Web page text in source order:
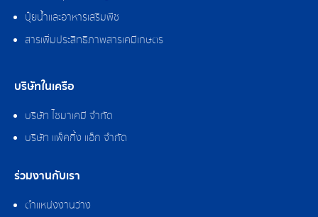
ปุ๋ยน้ำและอาหารเสริมพืช
สารเพิ่มประสิทธิภาพสารเคมีเกษตร
บริษัทในเครือ
บริษัท ไซมาเคมี จำกัด
บริษัท แพ็คกิ้ง แอ็ก จำกัด
ร่วมงานกับเรา
ตำแหน่งงานว่าง